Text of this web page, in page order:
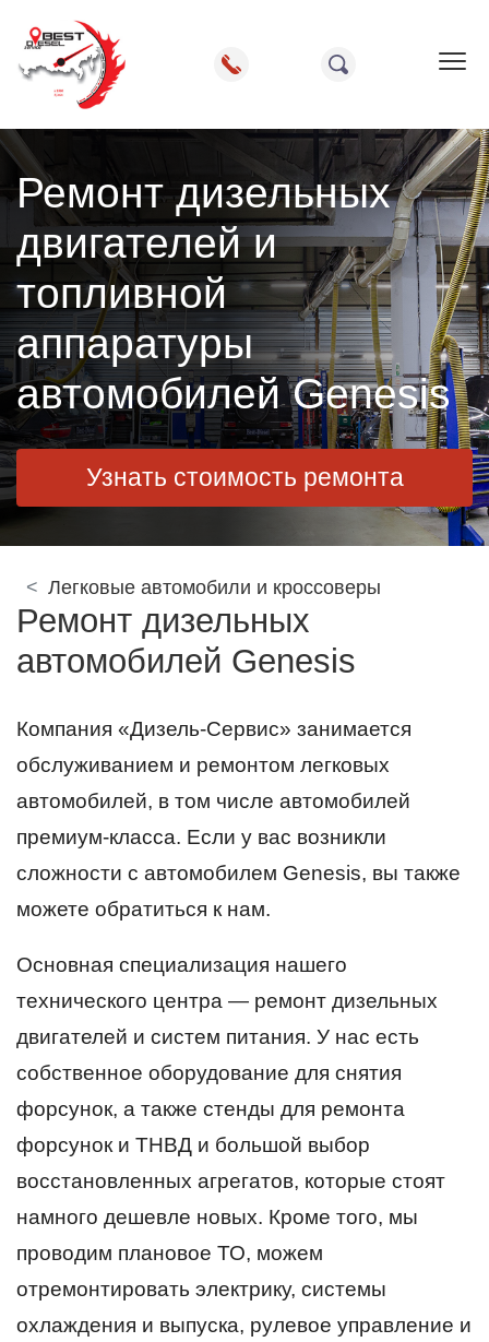
Ремонт дизельных
двигателей и
топливной
аппаратуры
автомобилей Genesis
Узнать стоимость ремонта
Легковые автомобили и кроссоверы
Ремонт дизельных
автомобилей Genesis
Компания «Дизель-Сервис» занимается
обслуживанием и ремонтом легковых
автомобилей, в том числе автомобилей
премиум-класса. Если у вас возникли
сложности с автомобилем Genesis, вы также
можете обратиться к нам.
Основная специализация нашего
технического центра — ремонт дизельных
двигателей и систем питания. У нас есть
собственное оборудование для снятия
форсунок, а также стенды для ремонта
форсунок и ТНВД и большой выбор
восстановленных агрегатов, которые стоят
намного дешевле новых. Кроме того, мы
проводим плановое ТО, можем
отремонтировать электрику, системы
охлаждения и выпуска, рулевое управление и